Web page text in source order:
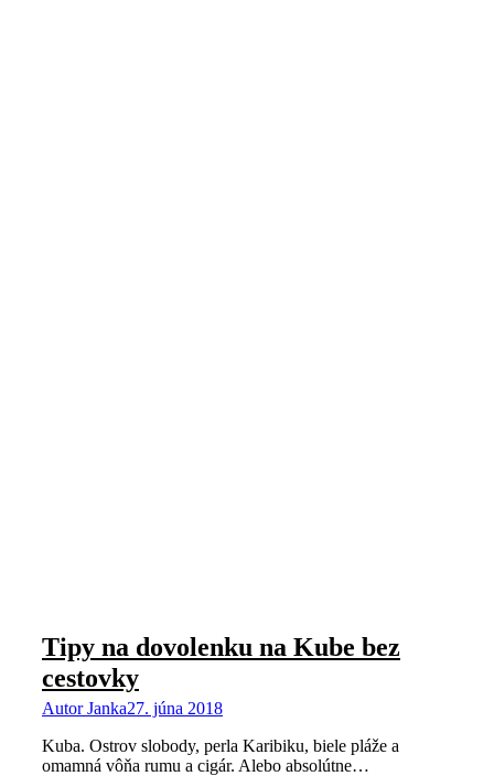
Tipy na dovolenku na Kube bez
cestovky
AutorJanka27. júna 2018
Kuba. Ostrov slobody, perla Karibiku, biele pláže a
omamná vôňa rumu a cigár. Alebo absolútne…